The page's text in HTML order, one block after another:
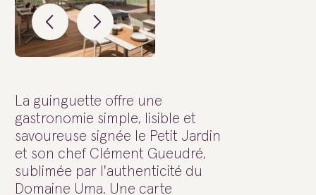
La guinguette offre une
gastronomie simple, lisible et
savoureuse signée le Petit Jardin
et son chef Clément Gueudré,
sublimée par l'authenticité du
Domaine Uma. Une carte